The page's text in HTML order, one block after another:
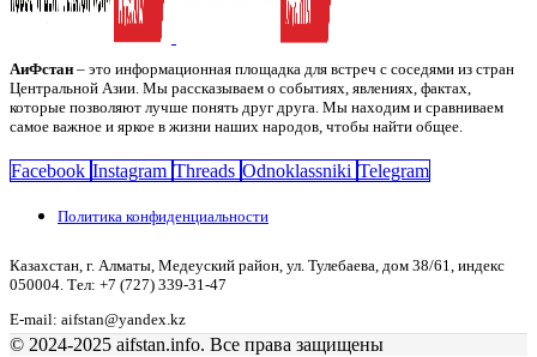
АиФстан – это информационная площадка для встреч с соседями из стран
Центральной Азии. Мы рассказываем о событиях, явлениях, фактах,
которые позволяют лучше понять друг друга. Мы находим и сравниваем
самое важное и яркое в жизни наших народов, чтобы найти общее.
Facebook Instagram Threads Odnoklassniki Telegram
Политика конфиденциальности
Казахстан, г. Алматы, Медеуский район, ул. Тулебаева, дом 38/61, индекс
050004. Тел: +7 (727) 339-31-47
E-mail: aifstan@yandex.kz
© 2024-2025 aifstan.info. Все права защищены